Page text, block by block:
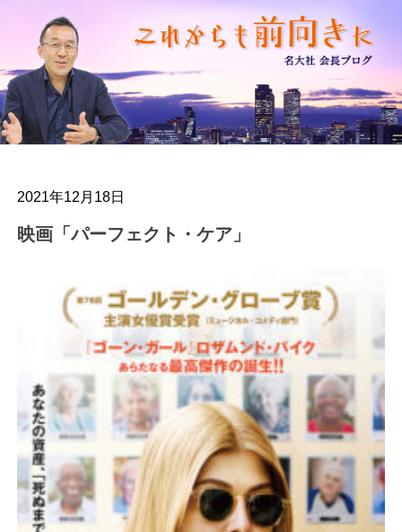
2021年12月18日
映画「パーフェクト・ケア」